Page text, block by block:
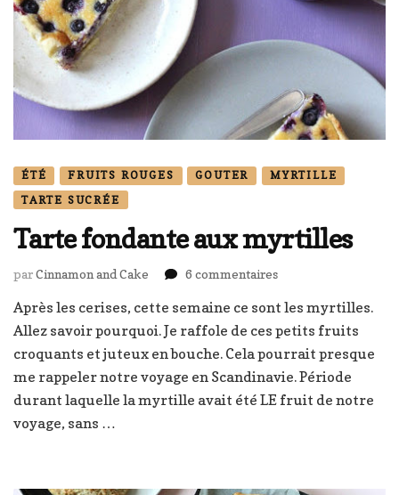
ÉTÉ FRUITS ROUGES GOUTER
MYRTILLE
TARTE SUCRÉE
Tarte fondante aux myrtilles
parCinnamon and Cake 6 commentairessur
fondante
aux
myrtilles
Après les cerises, cette semaine ce sont les myrtilles.
Allez savoir pourquoi. Je raffole de ces petits fruits
croquants et juteux en bouche. Cela pourrait presque
me rappeler notre voyage en Scandinavie. Période
durant laquelle la myrtille avait été LE fruit de notre
voyage, sans …